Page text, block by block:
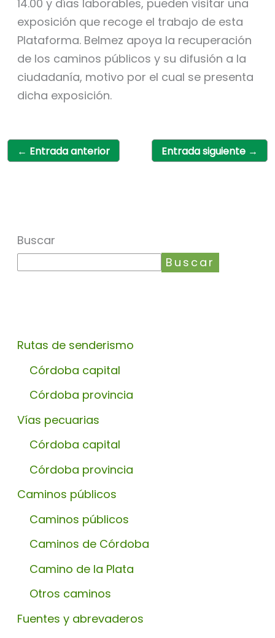
14.00 y días laborables, pueden visitar una
exposición que recoge el trabajo de esta
Plataforma. Belmez apoya la recuperación
de los caminos públicos y su difusión a la
ciudadanía, motivo por el cual se presenta
dicha exposición.
← Entrada anterior Entrada siguiente →
Buscar
Buscar
Rutas de senderismo
Córdoba capital
Córdoba provincia
Vías pecuarias
Córdoba capital
Córdoba provincia
Caminos públicos
Caminos públicos
Caminos de Córdoba
Camino de la Plata
Otros caminos
Fuentes y abrevaderos